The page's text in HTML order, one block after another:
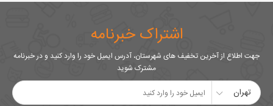
اشتراک خبرنامه
جهت اطلاع از آخرین تخفیف های شهرستان، آدرس ایمیل خود را وارد کنید و در خبرنامه
مشترک شوید
تهران